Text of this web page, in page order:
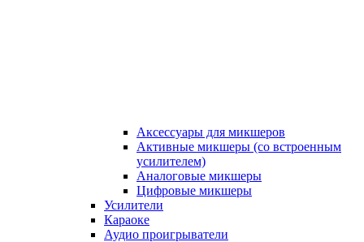
Аксессуары для микшеров
Активные микшеры (со встроенным
усилителем)
Аналоговые микшеры
Цифровые микшеры
Усилители
Караоке
Аудио проигрыватели